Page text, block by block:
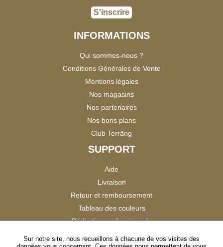
S'inscrire
INFORMATIONS
Qui sommes-nous ?
Conditions Générales de Vente
Mentions légales
Nos magasins
Nos partenaires
Nos bons plans
Club Terräng
SUPPORT
Aide
Livraison
Retour et remboursement
Tableau des couleurs
Réduction professionnels
Sur notre site, nous recueillons à chacune de vos visites des